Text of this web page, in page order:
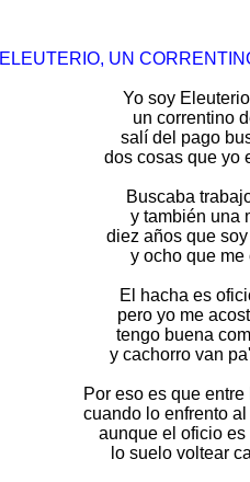
ELEUTERIO, UN
Yo soy
un correntino
salí del pago
dos cosas que yo
Buscaba
y también una
diez años que
y ocho que me
El hacha es
pero yo me
tengo buena
y cachorro van
Por eso es que entre
cuando lo enfrento
aunque el oficio es
lo suelo voltear